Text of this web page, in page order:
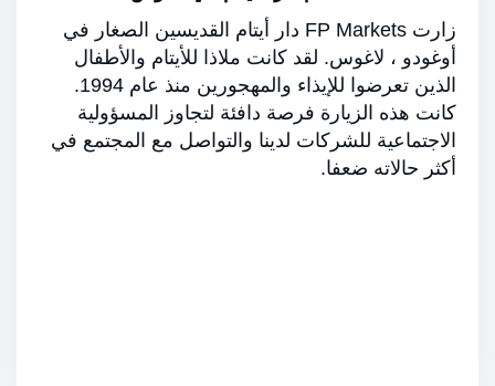
زارت FP Markets دار أيتام القديسين الصغار في
أوغودو ، لاغوس. لقد كانت ملاذا للأيتام والأطفال
الذين تعرضوا للإيذاء والمهجورين منذ عام 1994.
كانت هذه الزيارة فرصة دافئة لتجاوز المسؤولية
الاجتماعية للشركات لدينا والتواصل مع المجتمع في
أكثر حالاته ضعفا.